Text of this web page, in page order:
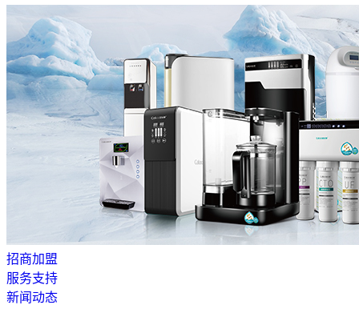
招商加盟
服务支持
新闻动态